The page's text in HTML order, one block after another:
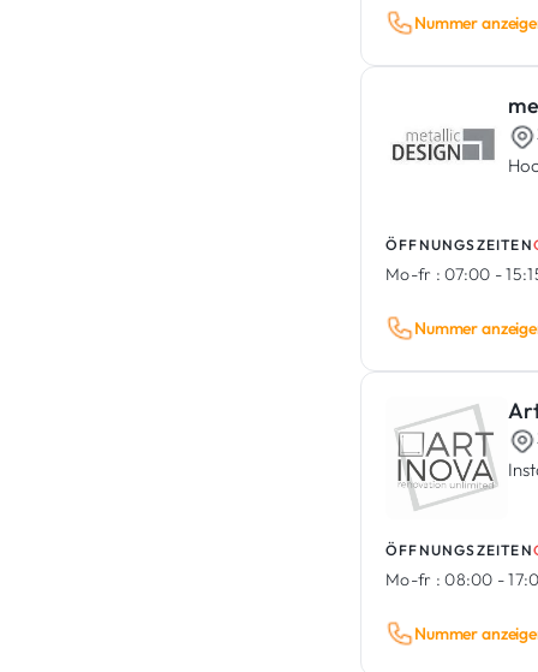
Nummer
ÖFFNUNGSZEITEN
Mo-fr : 07:00 -
Nummer
ÖFFNUNGSZEITEN
Mo-fr : 08:00 -
Nummer